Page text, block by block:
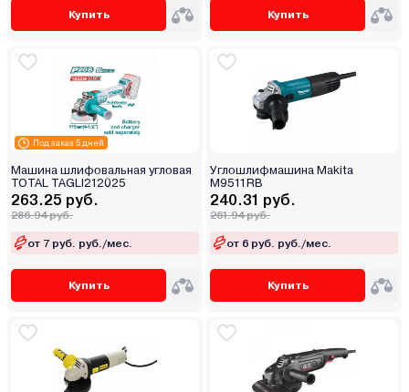
Купить Купить
Под заказ 5 дней
Машина шлифовальная угловая
TOTAL TAGLI212025
263.25 руб.
286.94 руб.
от 7 руб. руб./мес.
Купить
Углошлифмашина Makita
M9511RB
240.31 руб.
261.94 руб.
от 6 руб. руб./мес.
Купить